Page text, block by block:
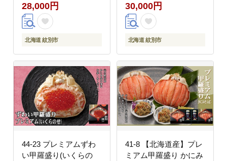
28,000円
北海道 紋別市
30,000円
北海道 紋別市
44-23 プレミアムずわ
い甲羅盛り(いくらの
41-8 【北海道産】プレ
ミアム甲羅盛り かにみ